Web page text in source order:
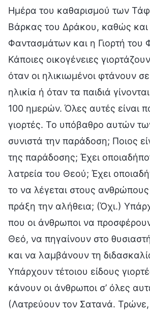
Ημέρα του καθαρισμού των
Βάρκας του Δράκου, καθώς και
Φαντασμάτων και η Γιορτή του
Κάποιες οικογένειες
όταν οι ηλικιωμένοι φτάνουν
ηλικία ή όταν τα παιδιά
100 ημερών. Όλες αυτές είναι
γιορτές. Το υπόβαθρο αυτών
συνιστά την παράδοση; Ποιος
της παράδοσης; Έχει
λατρεία του Θεού; Έχει
το να λέγεται στους
πράξη την αλήθεια; (Όχι.)
που οι άνθρωποι να
Θεό, να πηγαίνουν στο
και να λαμβάνουν τη
Υπάρχουν τέτοιου είδους
κάνουν οι άνθρωποι σ’ όλες
(Λατρεύουν τον Σατανά. Τρώνε,